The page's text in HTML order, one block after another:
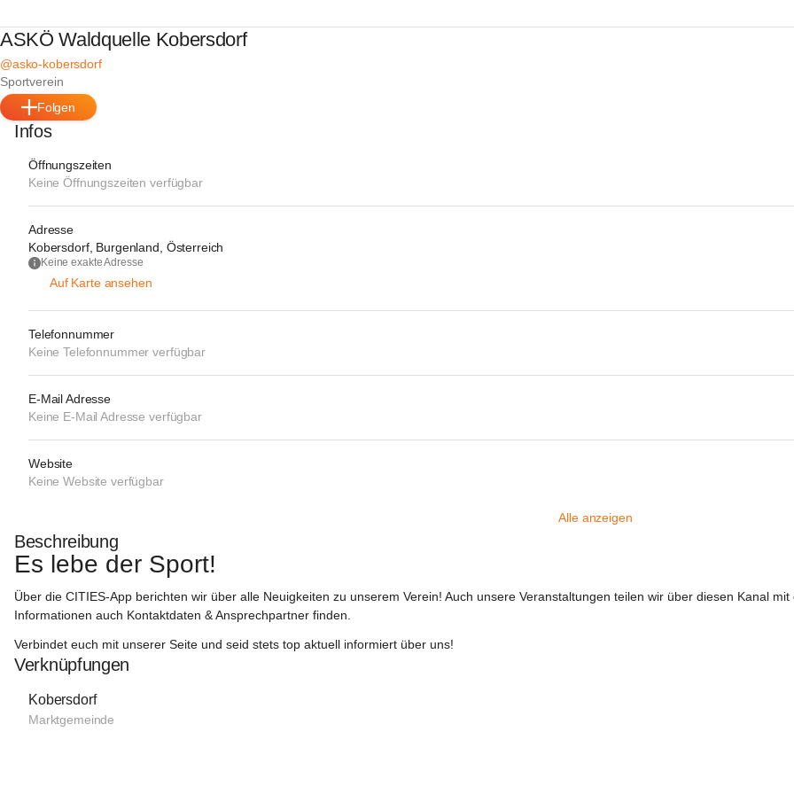
ASKÖ Waldquelle Kobersdorf
@asko-kobersdorf
Sportverein
Folgen
Infos
Öffnungszeiten
Keine Öffnungszeiten verfügbar
Adresse
Kobersdorf, Burgenland, Österreich
Keine exakte Adresse
Auf Karte ansehen
Telefonnummer
Keine Telefonnummer verfügbar
E-Mail Adresse
Keine E-Mail Adresse verfügbar
Website
Keine Website verfügbar
Alle anzeigen
Beschreibung
Es lebe der Sport!
Über die CITIES-App berichten wir über alle Neuigkeiten zu unserem Verein! Auch unsere Veranstaltungen teilen wir über diesen Kanal
Informationen auch Kontaktdaten & Ansprechpartner finden.
Verbindet euch mit unserer Seite und seid stets top aktuell informiert über uns!
Verknüpfungen
Kobersdorf
Marktgemeinde